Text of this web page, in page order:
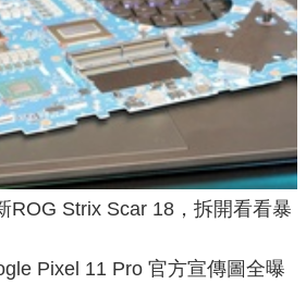
ROG Strix Scar 18，拆開看看暴
Pixel 11 Pro 官方宣傳圖全曝